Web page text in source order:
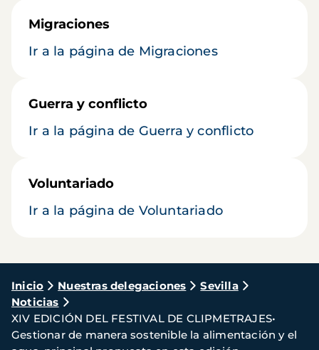
Migraciones
Ir a la página de Migraciones
Guerra y conflicto
Ir a la página de Guerra y conflicto
Voluntariado
Ir a la página de Voluntariado
Ruta
de
navegación
Inicio Nuestras delegaciones
Sevilla
Noticias
XIV EDICIÓN DEL FESTIVAL DE CLIPMETRAJES•
Gestionar de manera sostenible la alimentación y el